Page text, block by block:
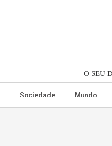
O SEU
Sociedade Mundo